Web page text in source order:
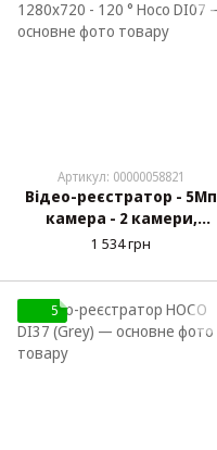
Артикул: 00000058821
Відео-реєстратор - 5Мп
камера - 2 камери,
режим паркування,
120 ° Hoco DI07
1 534 грн
5